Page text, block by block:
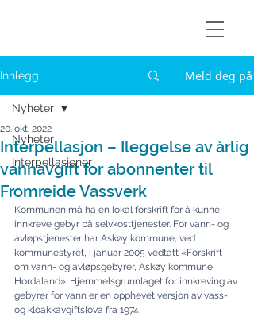
Innlegg Meld deg på
Nyheter
Interpellasjoner
Nyheter
Interpellasjon – Ileggelse av årlig
vannavgift for abonnenter til
Fromreide Vassverk
20. okt. 2022
Kommunen må ha en lokal forskrift for å kunne
innkreve gebyr på selvkosttjenest­er. For vann- og
avløpstjenester har Askøy kommune, ved
kommunestyret, i janu­ar 2005 vedtatt «Forskrift
om vann- og avløpsgebyrer, Askøy kommune,
Horda­land». Hjemmelsgrunnlaget for innkreving av
gebyrer for vann er en opphevet versjon av vass-
og kloakkavgiftslova fra 1974.